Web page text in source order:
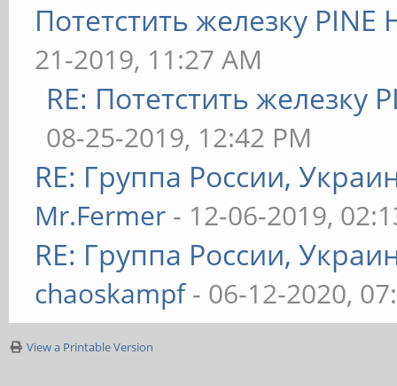
Потетстить железку PINE
21-2019, 11:27 AM
RE: Потетстить железку
08-25-2019, 12:42 PM
RE: Группа России,
Mr.Fermer - 12-06-2019,
RE: Группа России,
chaoskampf- 06-12-2020,
View a Printable Version